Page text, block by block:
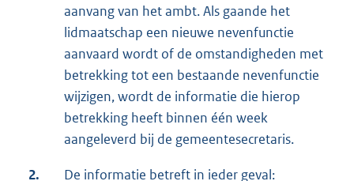
aanvang van het ambt. Als gaande het
lidmaatschap een nieuwe nevenfunctie
aanvaard wordt of de omstandigheden met
betrekking tot een bestaande nevenfunctie
wijzigen, wordt de informatie die hierop
betrekking heeft binnen één week
aangeleverd bij de gemeentesecretaris.
2. De informatie betreft in ieder geval: